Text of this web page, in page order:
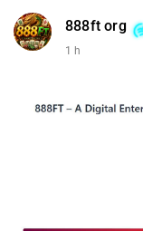
#mucgia64963
#vlikevn #titanbot
888ft org
1 h